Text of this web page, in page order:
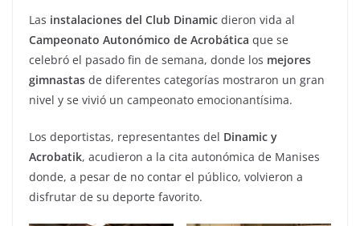
Las instalaciones del Club Dinamic dieron vida al
Campeonato Autonómico de Acrobática que se
celebró el pasado fin de semana, donde los mejores
gimnastas de diferentes categorías mostraron un gran
nivel y se vivió un campeonato emocionantísima.
Los deportistas, representantes del Dinamic y
Acrobatik, acudieron a la cita autonómica de Manises
donde, a pesar de no contar el público, volvieron a
disfrutar de su deporte favorito.